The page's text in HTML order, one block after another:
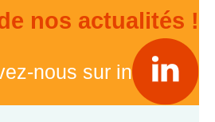
nos actualités !
nous sur in